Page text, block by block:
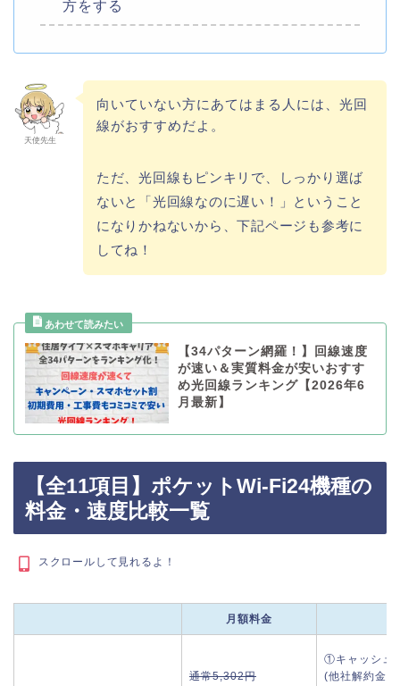
方をする
天使先生
向いていない方にあてはまる人には、光回
線がおすすめだよ。
ただ、光回線もピンキリで、しっかり選ば
ないと「光回線なのに遅い！」ということ
になりかねないから、下記ページも参考に
してね！
【34パターン網羅！】回線速度
が速い＆実質料金が安いおすす
め光回線ランキング【2026年6
月最新】
【全11項目】ポケットWi-Fi24機種の
料金・速度比較一覧
スクロールして見れるよ！
月額料金
通常5,302円
①キャッシュ
(他社解約金